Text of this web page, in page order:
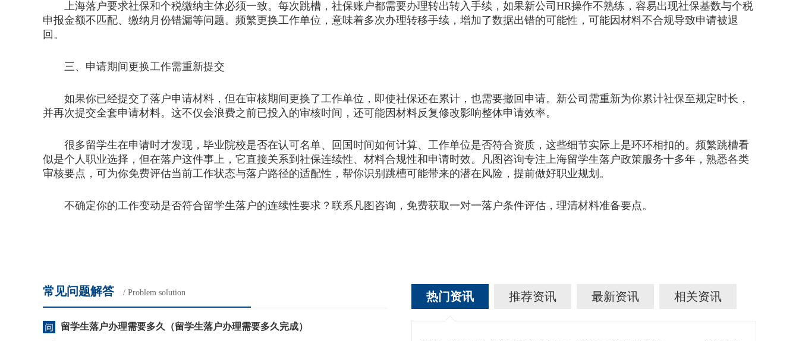
上海落户要求社保和个税缴纳主体必须一致。每次跳槽，社保账户都需要办理转出转入手续，如果新公司HR操作不熟练，容易出现社保基数与个税
申报金额不匹配、缴纳月份错漏等问题。频繁更换工作单位，意味着多次办理转移手续，增加了数据出错的可能性，可能因材料不合规导致申请被退
回。
三、申请期间更换工作需重新提交
如果你已经提交了落户申请材料，但在审核期间更换了工作单位，即使社保还在累计，也需要撤回申请。新公司需重新为你累计社保至规定时长，
并再次提交全套申请材料。这不仅会浪费之前已投入的审核时间，还可能因材料反复修改影响整体申请效率。
很多留学生在申请时才发现，毕业院校是否在认可名单、回国时间如何计算、工作单位是否符合资质，这些细节实际上是环环相扣的。频繁跳槽看
似是个人职业选择，但在落户这件事上，它直接关系到社保连续性、材料合规性和申请时效。凡图咨询专注上海留学生落户政策服务十多年，熟悉各类
审核要点，可为你免费评估当前工作状态与落户路径的适配性，帮你识别跳槽可能带来的潜在风险，提前做好职业规划。
不确定你的工作变动是否符合留学生落户的连续性要求？联系凡图咨询，免费获取一对一落户条件评估，理清材料准备要点。
常见问题解答 / Problem solution
留学生落户办理需要多久（留学生落户办理需要多久完成）
热门资讯 推荐资讯 最新资讯 相关资讯